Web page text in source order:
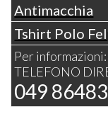
Antimacchia
Tshirt Polo
Per informazioni:
TELEFONO
049